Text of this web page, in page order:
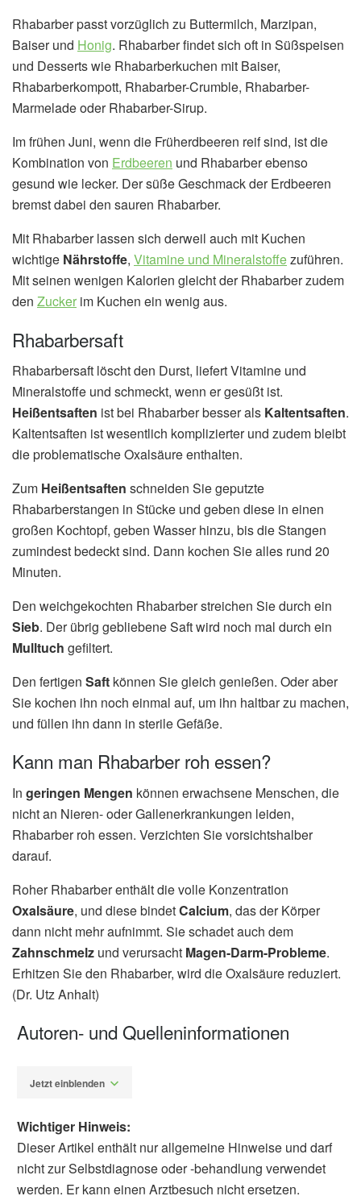
Rhabarber passt vorzüglich zu Buttermilch, Marzipan,
Baiser und Honig. Rhabarber findet sich oft in Süßspeisen
und Desserts wie Rhabarberkuchen mit Baiser,
Rhabarberkompott, Rhabarber-Crumble, Rhabarber-
Marmelade oder Rhabarber-Sirup.
Im frühen Juni, wenn die Früherdbeeren reif sind, ist die
Kombination von Erdbeeren und Rhabarber ebenso
gesund wie lecker. Der süße Geschmack der Erdbeeren
bremst dabei den sauren Rhabarber.
Mit Rhabarber lassen sich derweil auch mit Kuchen
wichtige Nährstoffe, Vitamine und Mineralstoffezuführen.
Mit seinen wenigen Kalorien gleicht der Rhabarber zudem
den Zucker im Kuchen ein wenig aus.
Rhabarbersaft
Rhabarbersaft löscht den Durst, liefert Vitamine und
Mineralstoffe und schmeckt, wenn er gesüßt ist.
Heißentsaften ist bei Rhabarber besser als Kaltentsaften.
Kaltentsaften ist wesentlich komplizierter und zudem bleibt
die problematische Oxalsäure enthalten.
Zum Heißentsaften schneiden Sie geputzte
Rhabarberstangen in Stücke und geben diese in einen
großen Kochtopf, geben Wasser hinzu, bis die Stangen
zumindest bedeckt sind. Dann kochen Sie alles rund 20
Minuten.
Den weichgekochten Rhabarber streichen Sie durch ein
Sieb. Der übrig gebliebene Saft wird noch mal durch ein
Mulltuch gefiltert.
Den fertigen Saft können Sie gleich genießen. Oder aber
Sie kochen ihn noch einmal auf, um ihn haltbar zu machen,
und füllen ihn dann in sterile Gefäße.
Kann man Rhabarber roh essen?
In geringen Mengen können erwachsene Menschen, die
nicht an Nieren- oder Gallenerkrankungen leiden,
Rhabarber roh essen. Verzichten Sie vorsichtshalber
darauf.
Roher Rhabarber enthält die volle Konzentration
Oxalsäure, und diese bindetCalcium, das der Körper
dann nicht mehr aufnimmt. Sie schadet auch dem
Zahnschmelz und verursacht Magen-Darm-Probleme.
Erhitzen Sie den Rhabarber, wird die Oxalsäure reduziert.
(Dr. Utz Anhalt)
Autoren- und Quelleninformationen
Jetzt einblenden
Wichtiger Hinweis:
Dieser Artikel enthält nur allgemeine Hinweise und darf
nicht zur Selbstdiagnose oder -behandlung verwendet
werden. Er kann einen Arztbesuch nicht ersetzen.